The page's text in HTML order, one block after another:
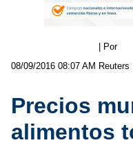
08/09/2016 08:07 AM
| Por
Reuters
Precios
alimentos